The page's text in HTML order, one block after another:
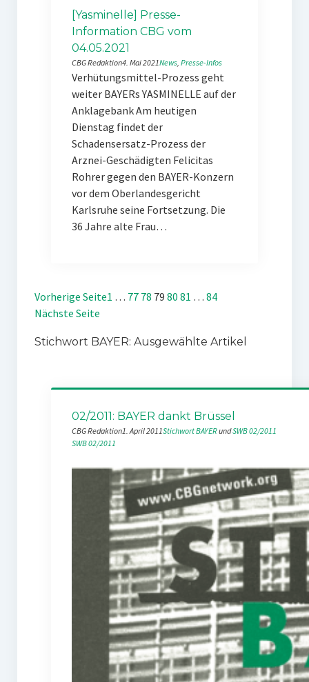
[Yasminelle] Presse-
Information CBG vom
04.05.2021
CBG Redaktion4. Mai 2021News, Presse-Infos
Verhütungsmittel-Prozess geht
weiter BAYERs YASMINELLE auf der
Anklagebank Am heutigen
Dienstag findet der
Schadensersatz-Prozess der
Arznei-Geschädigten Felicitas
Rohrer gegen den BAYER-Konzern
vor dem Oberlandesgericht
Karlsruhe seine Fortsetzung. Die
36 Jahre alte Frau…
Vorherige Seite1 … 77 78 79 80 81 … 84
Nächste Seite
Stichwort BAYER: Ausgewählte Artikel
02/2011: BAYER dankt Brüssel
CBG Redaktion1. April 2011Stichwort BAYER und SWB 02/2011
SWB 02/2011